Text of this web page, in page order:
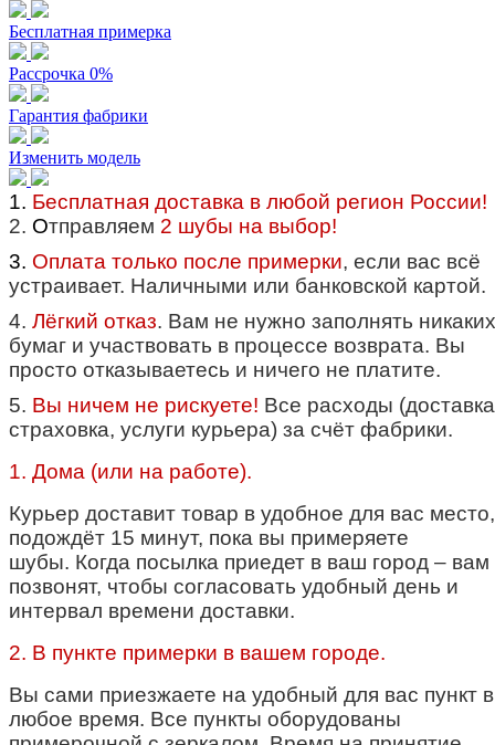
Бесплатная примерка
Рассрочка 0%
Гарантия фабрики
Изменить модель
1. Бесплатная доставка в любой регион России!
2. Отправляем 2 шубы на выбор!
3. Оплата только после примерки, если вас всё
устраивает. Наличными или банковской картой.
4. Лёгкий отказ. Вам не нужно заполнять никаких
бумаг и участвовать в процессе возврата. Вы
просто отказываетесь и ничего не платите.
5. Вы ничем не рискуете! Все расходы
страховка, услуги курьера) за счёт фабрики.
1. Дома (или на работе).
Курьер доставит товар в удобное для вас место,
подождёт 15 минут, пока вы примеряете
шубы. Когда посылка приедет в ваш город – вам
позвонят, чтобы согласовать удобный день и
интервал времени доставки.
2. В пункте примерки в вашем городе.
Вы сами приезжаете на удобный для вас пункт в
любое время. Все пункты оборудованы